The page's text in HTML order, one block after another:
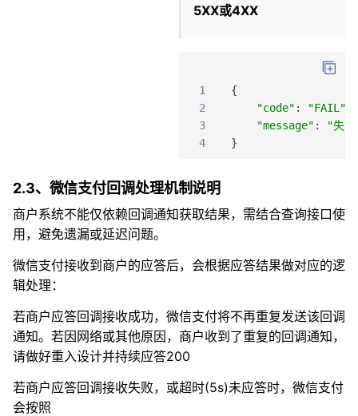
5XX或4XX
1
{
2
"code" : "FAIL"
3
"message" :
"失
4
}
2.3、微信支付回调处理机制说明
商户系统不能仅依赖回调通知获取结果，需结合查询接口使
用，避免遗漏或延迟问题。
微信支付接收到商户的应答后，会根据应答结果做对应的逻
辑处理：
若商户应答回调接收成功，微信支付将不再重复发送该回调
通知。若因网络或其他原因，商户收到了重复的回调通知，
请做好重入设计并持续应答200
若商户应答回调接收失败，或超时(5s)未应答时，微信支付
会按照